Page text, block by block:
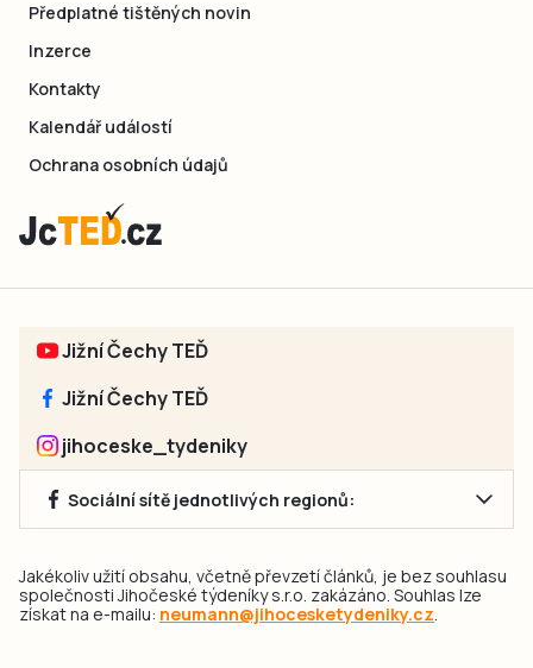
Předplatné tištěných novin
Inzerce
Kontakty
Kalendář událostí
Ochrana osobních údajů
Jižní Čechy TEĎ
Jižní Čechy TEĎ
jihoceske_tydeniky
Sociální sítě jednotlivých regionů:
Jakékoliv užití obsahu, včetně převzetí článků, je bez souhlasu
společnosti Jihočeské týdeníky s.r.o. zakázáno. Souhlas lze
získat na e-mailu: neumann@jihocesketydeniky.cz.